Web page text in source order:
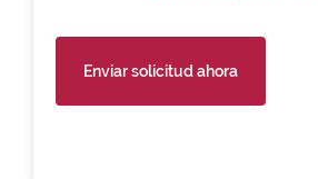
Enviar solicitud ahora